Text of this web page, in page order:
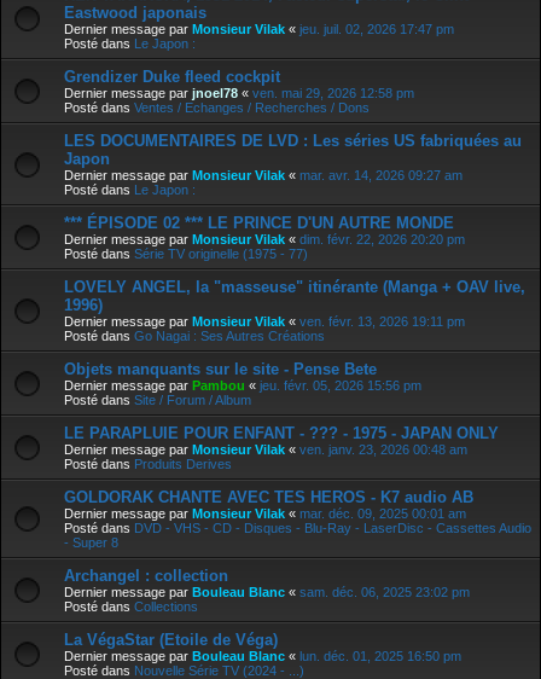
Eastwood japonais
Dernier message par Monsieur Vilak « jeu. juil. 02, 2026 17:47 pm
Posté dans Le Japon :
Grendizer Duke fleed cockpit
Dernier message par jnoel78 « ven. mai 29, 2026 12:58 pm
Posté dans Ventes / Echanges / Recherches / Dons
LES DOCUMENTAIRES DE LVD : Les séries US fabriquées au
Japon
Dernier message par Monsieur Vilak « mar. avr. 14, 2026 09:27 am
Posté dans Le Japon :
*** ÉPISODE 02 *** LE PRINCE D'UN AUTRE MONDE
Dernier message par Monsieur Vilak « dim. févr. 22, 2026 20:20 pm
Posté dans Série TV originelle (1975 - 77)
LOVELY ANGEL, la "masseuse" itinérante (Manga + OAV live,
1996)
Dernier message par Monsieur Vilak « ven. févr. 13, 2026 19:11 pm
Posté dans Go Nagai : Ses Autres Créations
Objets manquants sur le site - Pense Bete
Dernier message par Pambou « jeu. févr. 05, 2026 15:56 pm
Posté dans Site / Forum / Album
LE PARAPLUIE POUR ENFANT - ??? - 1975 - JAPAN ONLY
Dernier message par Monsieur Vilak « ven. janv. 23, 2026 00:48 am
Posté dans Produits Derives
GOLDORAK CHANTE AVEC TES HEROS - K7 audio AB
Dernier message par Monsieur Vilak « mar. déc. 09, 2025 00:01 am
Posté dans DVD - VHS - CD - Disques - Blu-Ray - LaserDisc - Cassettes Audio
- Super 8
Archangel : collection
Dernier message par Bouleau Blanc « sam. déc. 06, 2025 23:02 pm
Posté dans Collections
La VégaStar (Etoile de Véga)
Dernier message par Bouleau Blanc « lun. déc. 01, 2025 16:50 pm
Posté dans Nouvelle Série TV (2024 - ...)